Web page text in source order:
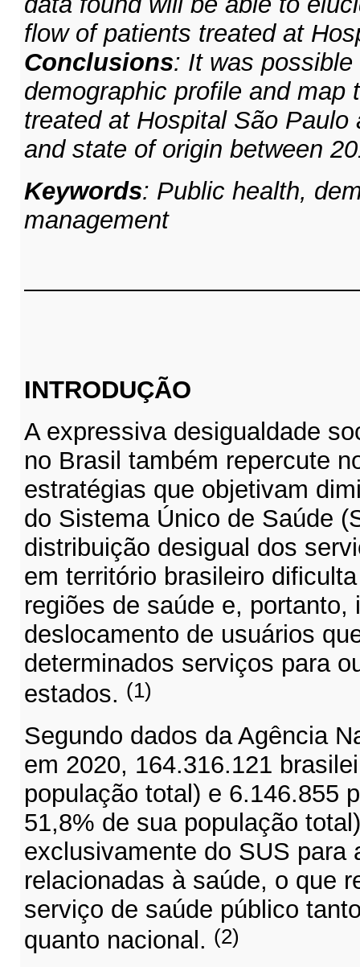
flow of patients treated at
Conclusions: It was
demographic profile and map
treated at Hospital São
and state of origin between
Keywords: Public health,
management
INTRODUÇÃO
A expressiva desigualdade
no Brasil também repercute
estratégias que objetivam
do Sistema Único de Saúde
distribuição desigual dos
em território brasileiro
regiões de saúde e, portanto,
deslocamento de usuários
determinados serviços para
estados. (1)
Segundo dados da Agência
em 2020, 164.316.121
população total) e 6.146.855
51,8% de sua população
exclusivamente do SUS para
relacionadas à saúde, o que
serviço de saúde público
quanto nacional. (2)